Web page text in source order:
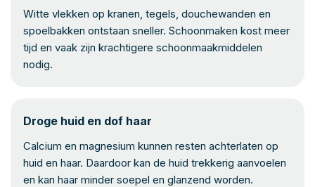
Witte vlekken op kranen, tegels, douchewanden en
spoelbakken ontstaan sneller. Schoonmaken kost meer
tijd en vaak zijn krachtigere schoonmaakmiddelen
nodig.
Droge huid en dof haar
Calcium en magnesium kunnen resten achterlaten op
huid en haar. Daardoor kan de huid trekkerig aanvoelen
en kan haar minder soepel en glanzend worden.